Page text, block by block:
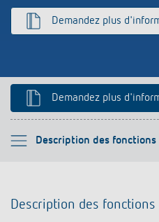
Demandez plus
Demandez plus
Description des fonctions
Veuillez sélectionner
Téléchargements
Description des fonctions